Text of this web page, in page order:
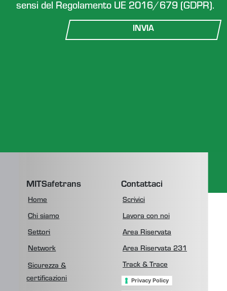
sensi del Regolamento UE 2016/679 (GDPR).
INVIA
MITSafetrans
Home
Chi siamo
Settori
Network
Sicurezza &
certificazioni
Contattaci
Scrivici
Lavora con noi
Area Riservata
Area Riservata 231
Track & Trace
Privacy Policy